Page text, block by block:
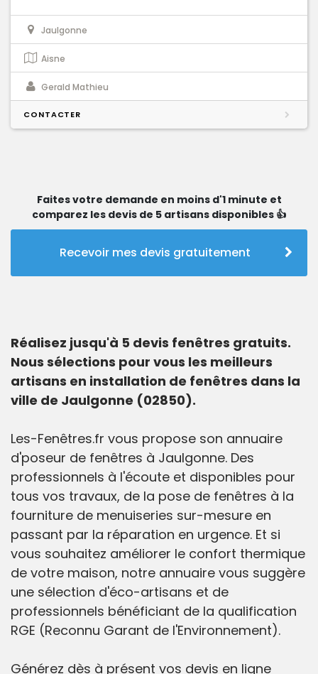
Jaulgonne
Aisne
Gerald Mathieu
CONTACTER
Faites votre demande en moins d'1 minute et
comparez les devis de 5 artisans disponibles 👍
Recevoir mes devis gratuitement
Réalisez jusqu'à 5 devis fenêtres gratuits.
Nous sélections pour vous les meilleurs
artisans en installation de fenêtres dans la
ville de Jaulgonne (02850).
Les-Fenêtres.fr vous propose son annuaire
d'poseur de fenêtres à Jaulgonne. Des
professionnels à l'écoute et disponibles pour
tous vos travaux, de la pose de fenêtres à la
fourniture de menuiseries sur-mesure en
passant par la réparation en urgence. Et si
vous souhaitez améliorer le confort thermique
de votre maison, notre annuaire vous suggère
une sélection d'éco-artisans et de
professionnels bénéficiant de la qualification
RGE (Reconnu Garant de l'Environnement).
Générez dès à présent vos devis en ligne